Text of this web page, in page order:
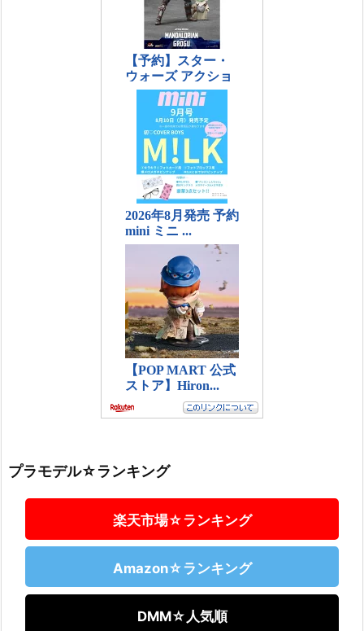
プラモデル☆ランキング
楽天市場☆ランキング
Amazon☆ランキング
DMM☆人気順